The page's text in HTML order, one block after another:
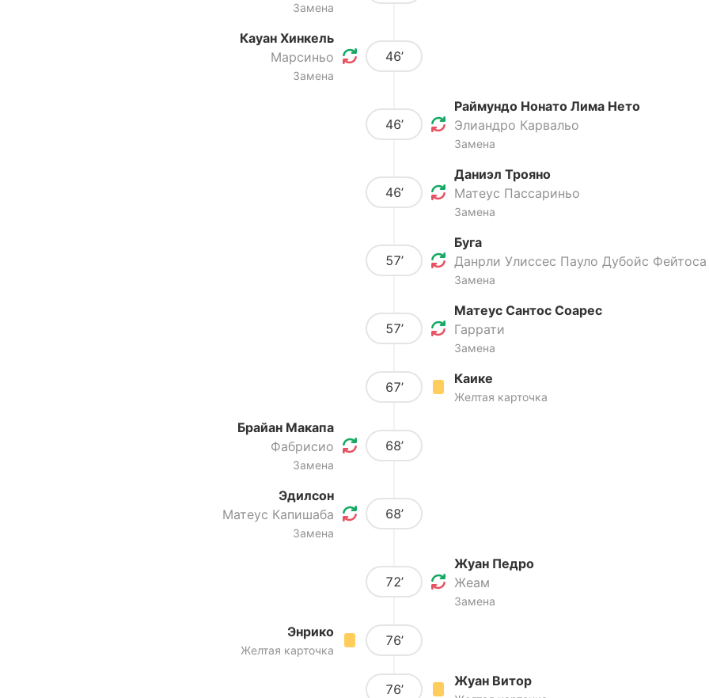
Замена
Кауан Хинкель
Марсиньо
Замена
46’
46’
Раймундо Нонато Лима Нето
Элиандро Карвальо
Замена
46’
Даниэл Трояно
Матеус Пассариньо
Замена
57’
Буга
Данрли Улиссес Пауло Дубойс Фейтоса
Замена
57’
Матеус Сантос Соарес
Гаррати
Замена
67’
Каике
Желтая карточка
Брайан Макапа
Фабрисио
Замена
68’
Эдилсон
Матеус Капишаба
Замена
68’
72’
Жуан Педро
Жеам
Замена
Энрико
Желтая карточка
76’
76’
Жуан Витор